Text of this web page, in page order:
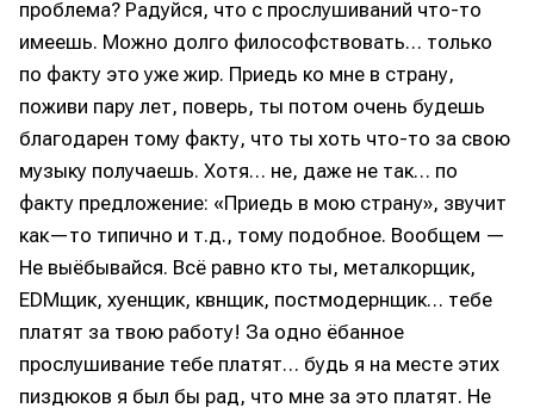
проблема? Радуйся, что с прослушиваний что-то
имеешь. Можно долго философствовать… только
по факту это уже жир. Приедь ко мне в страну,
поживи пару лет, поверь, ты потом очень будешь
благодарен тому факту, что ты хоть что-то за свою
музыку получаешь. Хотя… не, даже не так… по
факту предложение: «Приедь в мою страну», звучит
как—то типично и т.д., тому подобное. Вообщем —
Не выёбывайся. Всё равно кто ты, металкорщик,
EDMщик, хуенщик, квнщик, постмодернщик… тебе
платят за твою работу! За одно ёбанное
прослушивание тебе платят… будь я на месте этих
пиздюков я был бы рад, что мне за это платят. Не